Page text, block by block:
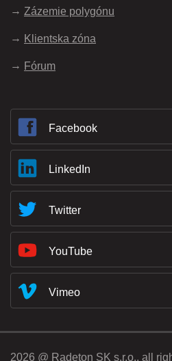
Zázemie polygónu
Klientska zóna
Fórum
Facebook
LinkedIn
Twitter
YouTube
Vimeo
2026 @ Radeton SK s.r.o., all